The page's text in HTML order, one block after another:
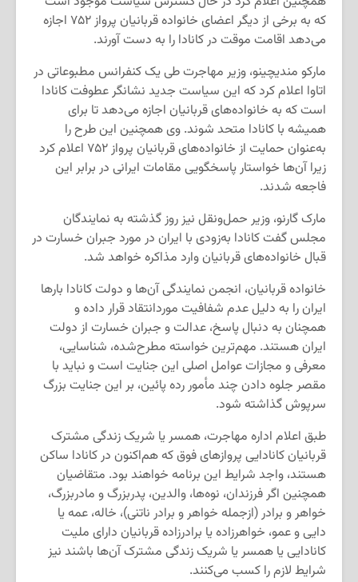
که به برخی از دیگر اعضای خانواده قربانیان پرواز ۷۵۲ اجازه
می‌دهد اقامت موقت در کانادا را به دست آورند.
مارکو مندیچینو، وزیر مهاجرت طی یک کنفرانس مطبوعاتی در
اتاوا اعلام کرد که این سیاست جدید نشانگر عطوفت کانادا
است که به خانواده‌های قربانیان اجازه می‌دهد تا برای
همیشه با کانادا متحد شوند. وی همچنین این طرح را
به‌عنوان حمایت از خانواده‌های قربانیان پرواز ۷۵۲ اعلام کرد
زیرا آن‌ها خواستار پاسخگویی مقامات ایرانی در برابر این
فاجعه شدند.
مارک گارنو، وزیر حمل‌ونقل نیز روز گذشته به نمایندگان
مجلس گفت کانادا به‌زودی با ایران در مورد جبران خسارت در
قبال خانواده‌های قربانیان وارد مذاکره خواهد شد.
خانواده قربانیان، انجمن نمایندگی آن‌ها و دولت کانادا بارها
ایران را به دلیل عدم شفافیت موردانتقاد قرار داده و
همچنان به دنبال پاسخ، عدالت و جبران خسارت از دولت
ایران هستند. مهم‌ترین خواسته مطرح‌شده، شناسایی،
معرفی و مجازات عوامل اصلی این جنایت است و نباید با
مقصر جلوه دادن چند مأمور رده پائین، بر این جنایت بزرگ
سرپوش گذاشته شود.
طبق اعلام اداره مهاجرت، همسر یا شریک زندگی مشترک
قربانیان کانادایی پروازهای فوق که هم‌اکنون در کانادا ساکن
هستند، واجد شرایط این برنامه خواهند بود. متقاضیان
همچنین اگر فرزندان، نوه‌ها، والدین، پدربزرگ و مادربزرگ،
خواهر و برادر (ازجمله خواهر و برادر ناتنی)، خاله، عمه یا
دایی و عمو، خواهرزاده یا برادرزاده قربانیان دارای ملیت
کانادایی یا همسر یا شریک زندگی مشترک آن‌ها باشند نیز
شرایط لازم را کسب می‌کنند.